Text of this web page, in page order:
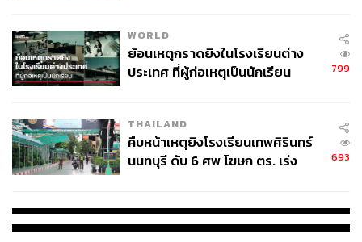
WORLD
ย้อนเหตุกราดยิงในโรงเรียนต่าง
ประเทศ ที่ผู้ก่อเหตุเป็นนักเรียน
799
THAILAND
คืบหน้าเหตุยิงโรงเรียนเทพศิรินทร์
นนทบุรี ดับ 6 ศพ โฆษก ตร. เร่ง
693